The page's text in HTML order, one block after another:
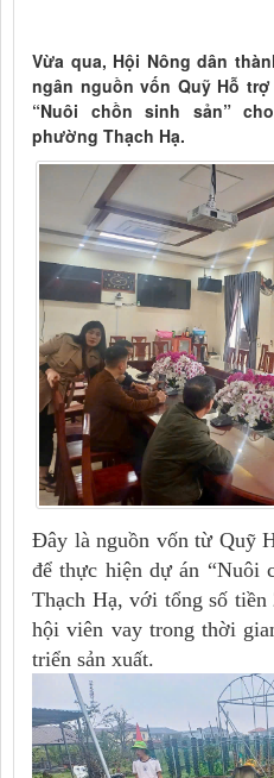
Vừa qua, Hội Nông dân
ngân nguồn vốn Quỹ Hỗ
“Nuôi chồn sinh sản”
phường Thạch Hạ.
Đây là nguồn vốn từ Quỹ
để thực hiện dự án “Nuôi
Thạch Hạ, với tổng số
hội viên vay trong thời
triển sản xuất.